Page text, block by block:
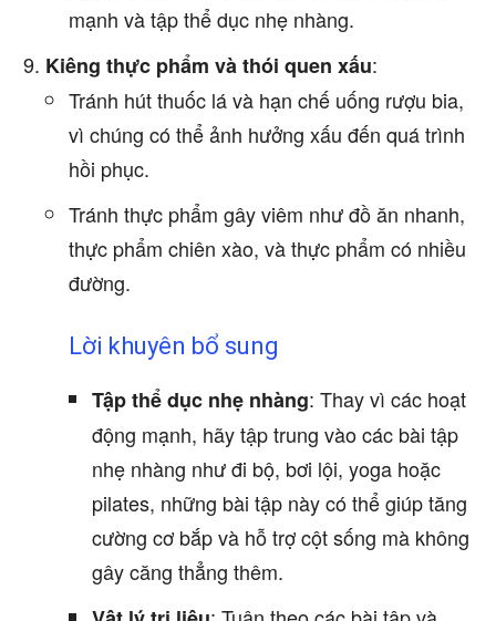
mạnh và tập thể dục nhẹ nhàng.
Kiêng thực phẩm và thói quen xấu:
Tránh hút thuốc lá và hạn chế uống rượu bia,
vì chúng có thể ảnh hưởng xấu đến quá trình
hồi phục.
Tránh thực phẩm gây viêm như đồ ăn nhanh,
thực phẩm chiên xào, và thực phẩm có nhiều
đường.
Lời khuyên bổ sung
Tập thể dục nhẹ nhàng: Thay vì các hoạt
động mạnh, hãy tập trung vào các bài tập
nhẹ nhàng như đi bộ, bơi lội, yoga hoặc
pilates, những bài tập này có thể giúp tăng
cường cơ bắp và hỗ trợ cột sống mà không
gây căng thẳng thêm.